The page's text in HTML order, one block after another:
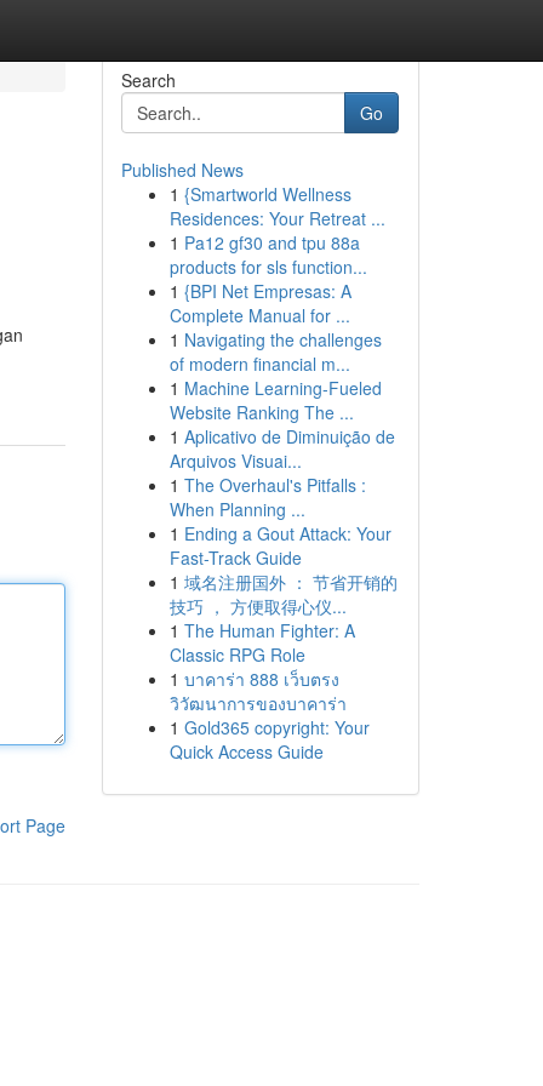
Page
Search
Go
Published News
1 {Smartworld Wellness
Residences: Your Retreat ...
1 Pa12 gf30 and tpu 88a
products for sls function...
1 {BPI Net Empresas: A
Complete Manual for ...
1 Navigating the challenges
of modern financial m...
1 Machine Learning-Fueled
Website Ranking The ...
1 Aplicativo de Diminuição de
Arquivos Visuai...
1 The Overhaul's Pitfalls :
When Planning ...
1 Ending a Gout Attack: Your
Fast-Track Guide
1 域名注册国外 ： 节省开销的
技巧 ， 方便取得心仪...
1 The Human Fighter: A
Classic RPG Role
1 บาคาร่า 888 เว็บตรง
วิวัฒนาการของบาคาร่า
1 Gold365 copyright: Your
Quick Access Guide